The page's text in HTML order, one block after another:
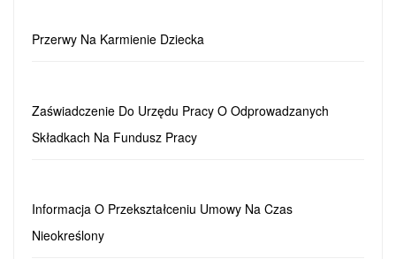
Przerwy Na Karmienie Dziecka
Zaświadczenie Do Urzędu Pracy O Odprowadzanych
Składkach Na Fundusz Pracy
Informacja O Przekształceniu Umowy Na Czas
Nieokreślony